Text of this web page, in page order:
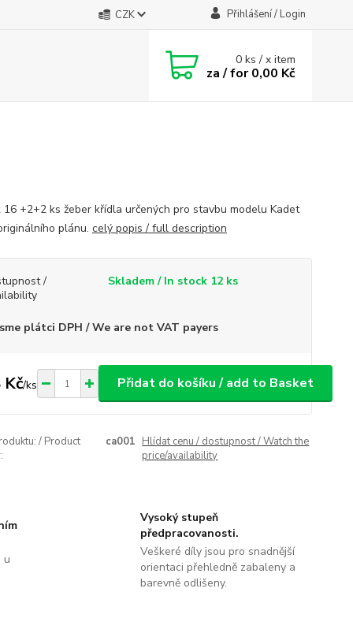
CZK Přihlášení / Login
0ks / x item
za / for0,00 Kč
16 +2+2 ks žeber křídla určených pro stavbu modelu Kadet
plánu. celý popis / full description
/
Skladem / In stock 12 ks
plátci DPH / We are not VAT payers
Kč/ks Přidat do košíku / add to Basket
/ Product
ca001 Hlídat cenu / dostupnost / Watch the
price/availability
u
Vysoký stupeň
předpracovanosti.
Veškeré díly jsou pro snadnější
orientaci přehledně zabaleny a
barevně odlišeny.